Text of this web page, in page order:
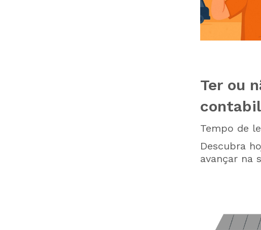
Ter ou
Tempo de
Descubra
avançar na